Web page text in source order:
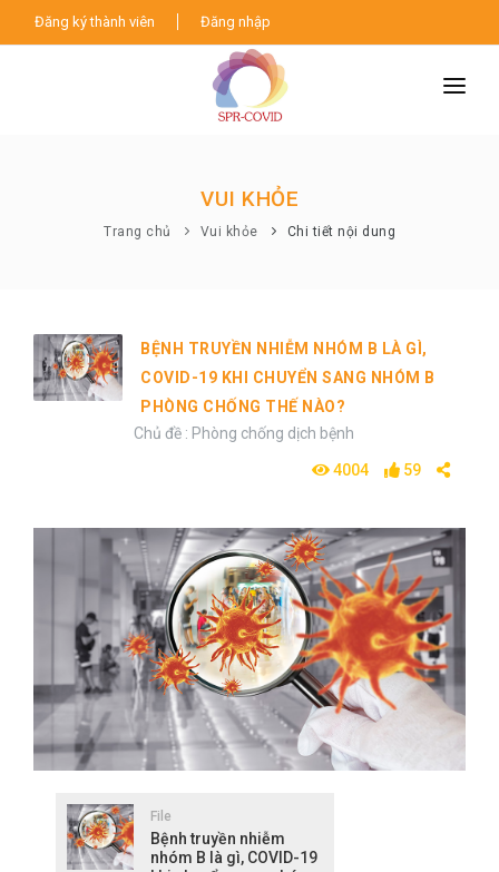
Đăng ký thành viên Đăng nhập
VUI KHỎE
VUI KHỎE
Trang chủ Vui khỏe Chi tiết nội dung
BỆNH TRUYỀN NHIỄM NHÓM B LÀ GÌ,
COVID-19 KHI CHUYỂN SANG NHÓM B
PHÒNG CHỐNG THẾ NÀO?
Chủ đề : Phòng chống dịch bệnh
4004 59
File
Bệnh truyền nhiễm
nhóm B là gì, COVID-19